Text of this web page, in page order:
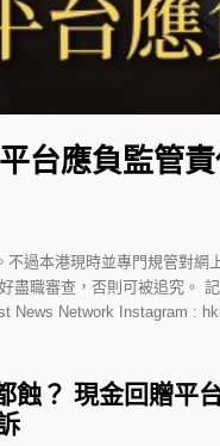
台應負監管
過本港現時並專門規管對
職審查，否則可被追究。
News Network Instagram :
蝕？ 現金回贈平